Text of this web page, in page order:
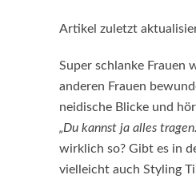
Artikel zuletzt
Super schlanke Frauen
anderen Frauen
neidische Blicke und
„Du kannst ja alles
wirklich so? Gibt es in
vielleicht auch Styling